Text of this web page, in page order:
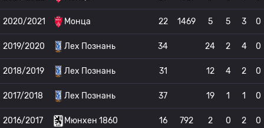
2020/2021 Монца 22 1469 5 5 3 0
2019/2020 Лех Познань 34 24 2 4 0
2018/2019 Лех Познань 31 12 4 2 0
2017/2018 Лех Познань 37 19 1 1 0
2016/2017 Мюнхен 1860 16 792 2 0 2 0